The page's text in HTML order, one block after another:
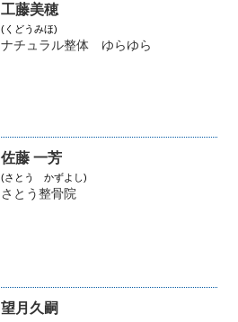
工藤美穂
(くどうみほ)
ナチュラル整体 ゆらゆら
佐藤 一芳
(さとう かずよし)
さとう整骨院
望月久嗣